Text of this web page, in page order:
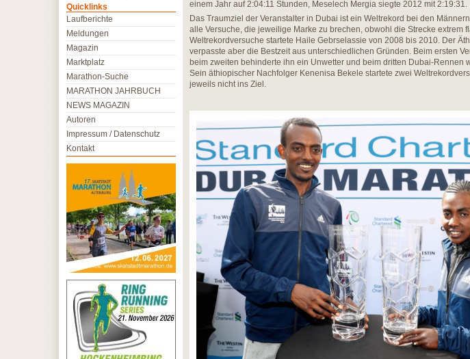
einem Jahr auf 2:04:11 Stunden, Meselech Mergia siegte 2012 mit 2:19:31.
Das Traumziel der Veranstalter in Dubai ist ein Weltrekord bei den
alle Versuche, die jeweilige Marke zu brechen, obwohl die Strecke extrem
Weltrekordversuche startete Haile Gebrselassie von 2008 bis 2010. Der
verpasste aber die Bestzeit aus unterschiedlichen Gründen. Beim ersten
beim zweiten behinderte ihn ein Unwetter und beim dritten Dubai-Rennen
Sein äthiopischer Nachfolger Kenenisa Bekele startete zwei
jeweils nicht ins Ziel.
Quicklinks
Laufberichte
Meldungen
Magazin
Marktplatz
Marathon-Suche
MARATHON JAHRBUCH
NEWS MAGAZIN
Autoren
Impressum / Datenschutz
Kontakt